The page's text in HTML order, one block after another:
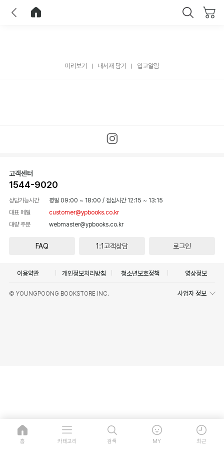
미리보기 내서재 담기 입고알림
고객센터
1544-9020
상담가능시간 평일 09:00 ~ 18:00 / 점심시간 12:15 ~ 13:15
대표 메일
customer@ypbooks.co.kr
대량 주문
webmaster@ypbooks.co.kr
FAQ 1:1고객상담 로그인
이용약관 개인정보처리방침 청소년보호정책 영상정보
© YOUNGPOONG BOOKSTORE INC. 사업자 정보
홈 카테고리 검색 MY 최근